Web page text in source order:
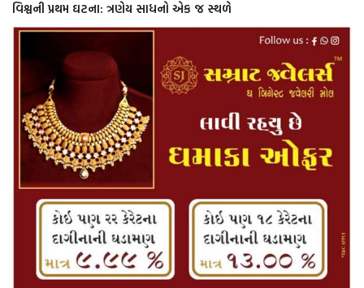
વિશ્વની પ્રથમ ઘટના: ત્રણેય સાધનો એક જ સ્થળે